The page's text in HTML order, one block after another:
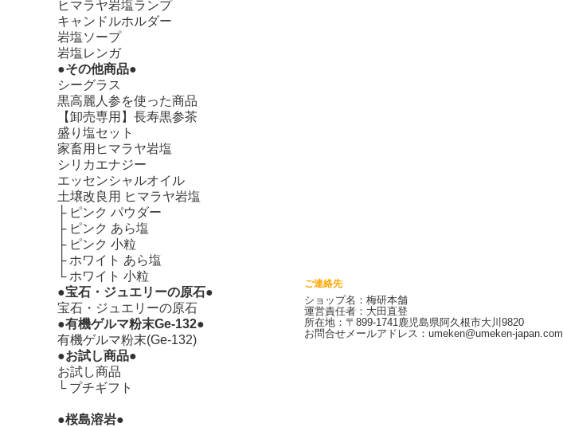
ご連絡先
ショップ名：梅研本舗
運営責任者：大田直登
所在地：〒899-1741鹿児島県阿久根市大川9820
お問合せメールアドレス：umeken@umeken-japan.com
ヒマラヤ岩塩ランプ
キャンドルホルダー
岩塩ソープ
岩塩レンガ
●その他商品●
シーグラス
黒高麗人参を使った商品
【卸売専用】長寿黒参茶
盛り塩セット
家畜用ヒマラヤ岩塩
シリカエナジー
エッセンシャルオイル
土壌改良用 ヒマラヤ岩塩
├ ピンク パウダー
├ ピンク あら塩
├ ピンク 小粒
├ ホワイト あら塩
└ ホワイト 小粒
●宝石・ジュエリーの原石●
宝石・ジュエリーの原石
●有機ゲルマ粉末Ge-132●
有機ゲルマ粉末(Ge-132)
●お試し商品●
お試し商品
└ プチギフト
●桜島溶岩●